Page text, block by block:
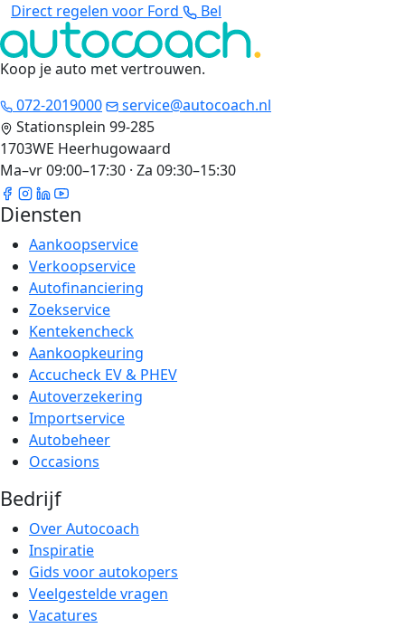
Direct regelen voor Ford
Bel
Koop je auto met vertrouwen.
072-2019000
service@autocoach.nl
Stationsplein 99-285
1703WE Heerhugowaard
Ma–vr 09:00–17:30 · Za 09:30–15:30
Diensten
Aankoopservice
Verkoopservice
Autofinanciering
Zoekservice
Kentekencheck
Aankoopkeuring
Accucheck EV & PHEV
Autoverzekering
Importservice
Autobeheer
Occasions
Bedrijf
Over Autocoach
Inspiratie
Gids voor autokopers
Veelgestelde vragen
Vacatures